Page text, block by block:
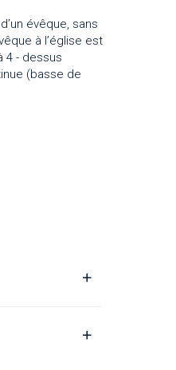
évêque, sans
à l’église est
4 - dessus
(basse de